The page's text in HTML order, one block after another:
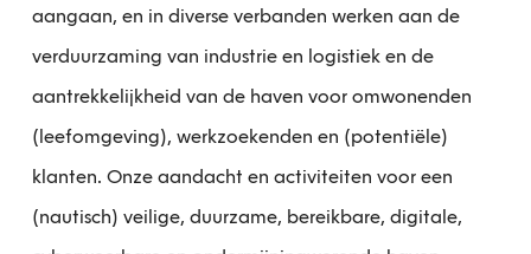
aangaan, en in diverse verbanden werken aan de
verduurzaming van industrie en logistiek en de
aantrekkelijkheid van de haven voor omwonenden
(leefomgeving), werkzoekenden en (potentiële)
klanten. Onze aandacht en activiteiten voor een
(nautisch) veilige, duurzame, bereikbare, digitale,